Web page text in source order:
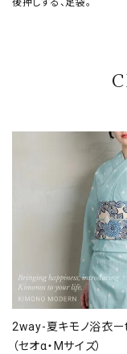
後押しする、足袋。
2way-夏キモノ浴衣
（セオα・Mサイズ）